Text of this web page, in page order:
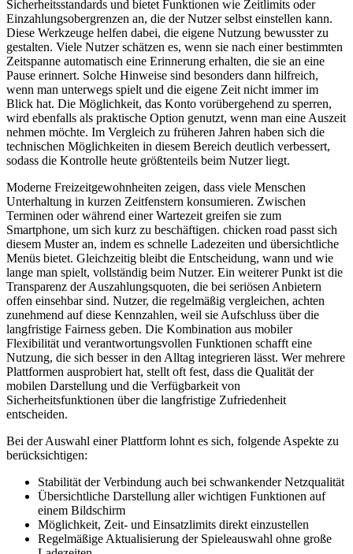
Sicherheitsstandards und bietet Funktionen wie Zeitlimits oder
Einzahlungsobergrenzen an, die der Nutzer selbst einstellen kann.
Diese Werkzeuge helfen dabei, die eigene Nutzung bewusster zu
gestalten. Viele Nutzer schätzen es, wenn sie nach einer bestimmten
Zeitspanne automatisch eine Erinnerung erhalten, die sie an eine
Pause erinnert. Solche Hinweise sind besonders dann hilfreich,
wenn man unterwegs spielt und die eigene Zeit nicht immer im
Blick hat. Die Möglichkeit, das Konto vorübergehend zu sperren,
wird ebenfalls als praktische Option genutzt, wenn man eine Auszeit
nehmen möchte. Im Vergleich zu früheren Jahren haben sich die
technischen Möglichkeiten in diesem Bereich deutlich verbessert,
sodass die Kontrolle heute größtenteils beim Nutzer liegt.
Moderne Freizeitgewohnheiten zeigen, dass viele Menschen
Unterhaltung in kurzen Zeitfenstern konsumieren. Zwischen
Terminen oder während einer Wartezeit greifen sie zum
Smartphone, um sich kurz zu beschäftigen. chicken road passt sich
diesem Muster an, indem es schnelle Ladezeiten und übersichtliche
Menüs bietet. Gleichzeitig bleibt die Entscheidung, wann und wie
lange man spielt, vollständig beim Nutzer. Ein weiterer Punkt ist die
Transparenz der Auszahlungsquoten, die bei seriösen Anbietern
offen einsehbar sind. Nutzer, die regelmäßig vergleichen, achten
zunehmend auf diese Kennzahlen, weil sie Aufschluss über die
langfristige Fairness geben. Die Kombination aus mobiler
Flexibilität und verantwortungsvollen Funktionen schafft eine
Nutzung, die sich besser in den Alltag integrieren lässt. Wer mehrere
Plattformen ausprobiert hat, stellt oft fest, dass die Qualität der
mobilen Darstellung und die Verfügbarkeit von
Sicherheitsfunktionen über die langfristige Zufriedenheit
entscheiden.
Bei der Auswahl einer Plattform lohnt es sich, folgende Aspekte zu
berücksichtigen:
Stabilität der Verbindung auch bei schwankender Netzqualität
Übersichtliche Darstellung aller wichtigen Funktionen auf
einem Bildschirm
Möglichkeit, Zeit- und Einsatzlimits direkt einzustellen
Regelmäßige Aktualisierung der Spieleauswahl ohne große